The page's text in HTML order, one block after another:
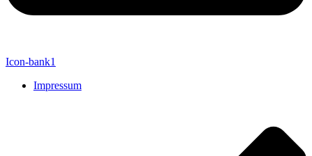
Icon-bank1
Impressum